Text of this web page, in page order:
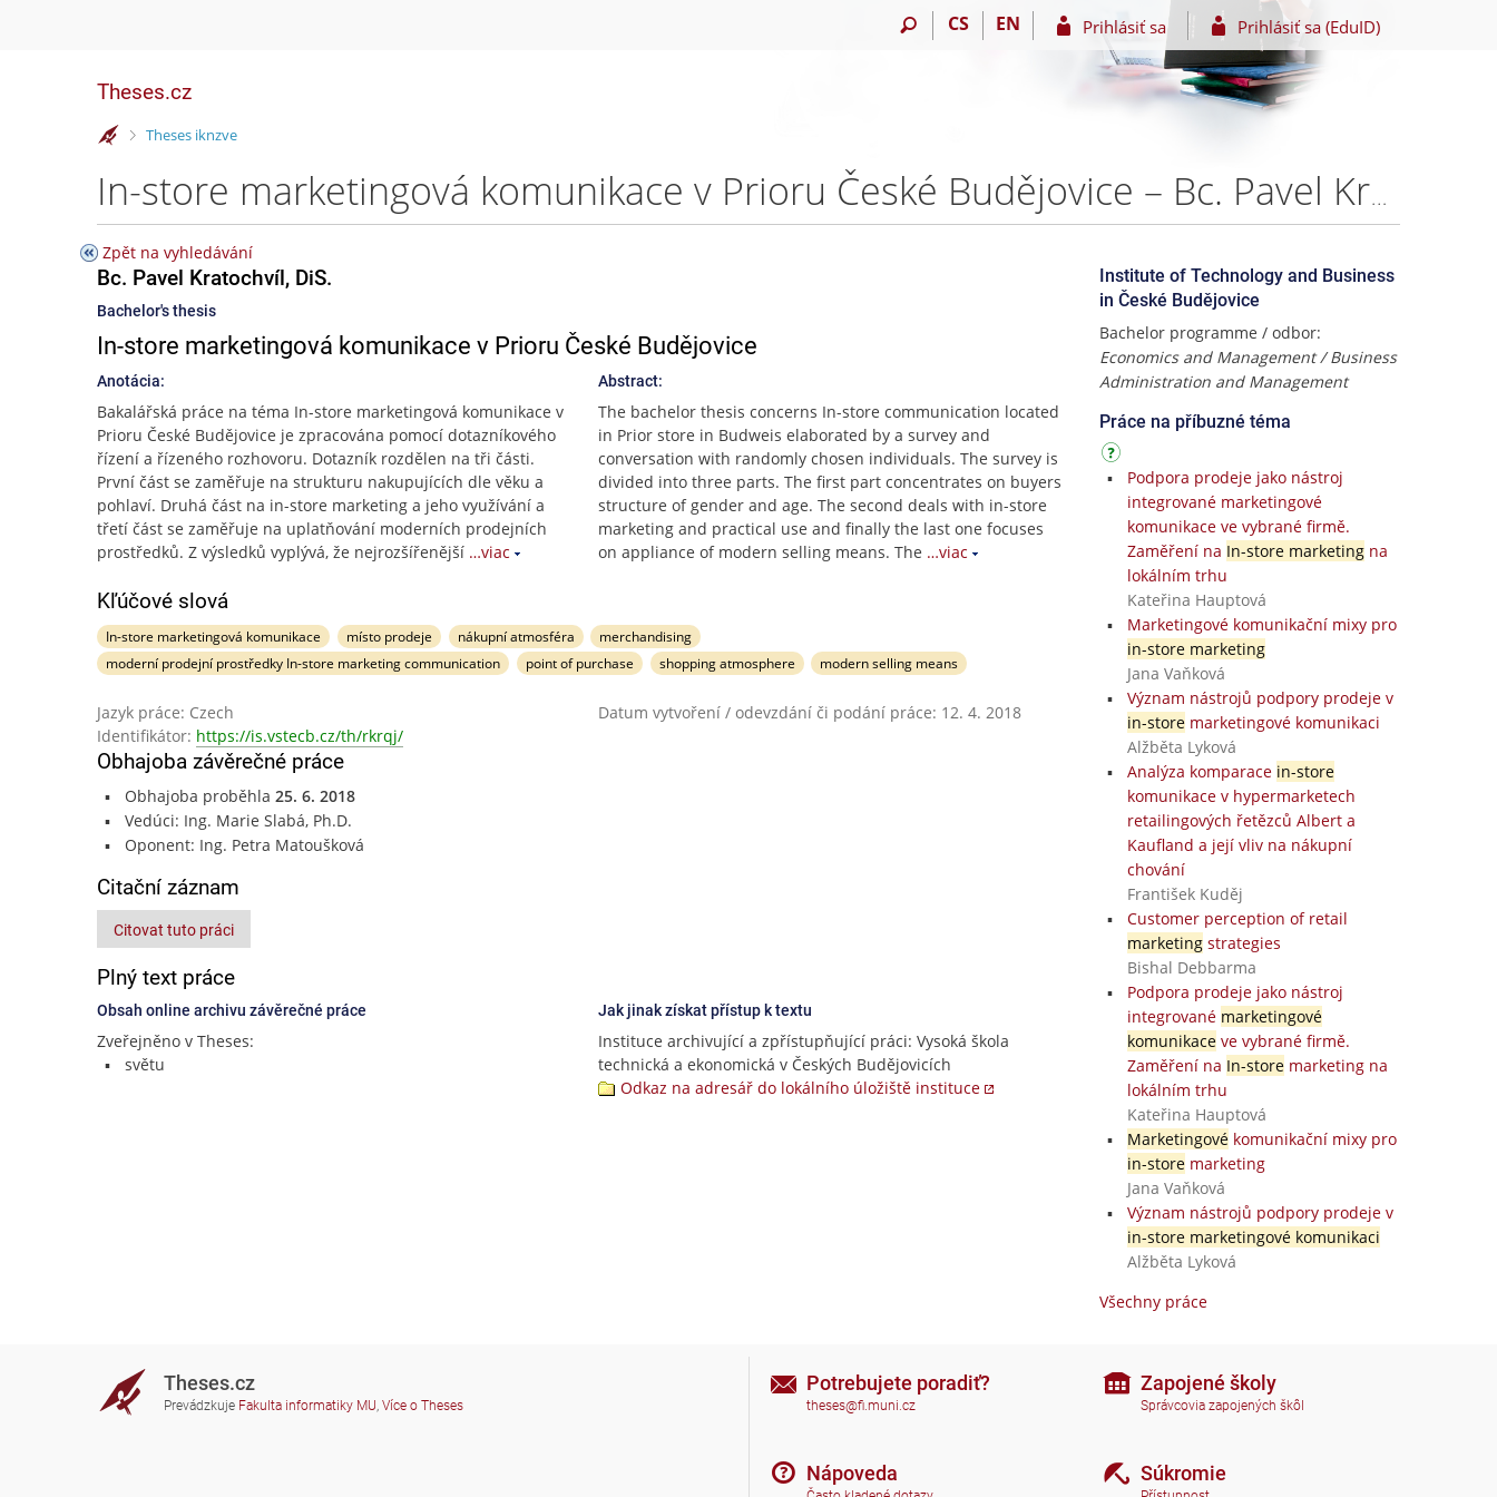
CS EN Prihlásiť sa Prihlásiť sa (EduID)
Theses.cz
>
Theses iknzve
In-store marketingová komunikace v Prioru České Budějovice – Bc. Pavel Kratochvíl, DiS.
Zpět na vyhledávání
Bc. Pavel Kratochvíl, DiS.
Bachelor's thesis
In-store marketingová komunikace v Prioru České Budějovice
Anotácia:
Bakalářská práce na téma In-store marketingová komunikace v
Prioru České Budějovice je zpracována pomocí dotazníkového
řízení a řízeného rozhovoru. Dotazník rozdělen na tři části.
První část se zaměřuje na strukturu nakupujících dle věku a
pohlaví. Druhá část na in-store marketing a jeho využívání a
třetí část se zaměřuje na uplatňování moderních prodejních
prostředků. Z výsledků vyplývá, že nejrozšířenější …viac
Abstract:
The bachelor thesis concerns In-store communication located
in Prior store in Budweis elaborated by a survey and
conversation with randomly chosen individuals. The survey is
divided into three parts. The first part concentrates on buyers
structure of gender and age. The second deals with in-store
marketing and practical use and finally the last one focuses
on appliance of modern selling means. The …viac
Kľúčové slová
In-store marketingová komunikace místo prodeje nákupní atmosféra
merchandising
moderní prodejní prostředky In-store marketing communication
point of purchase shopping atmosphere modern selling means
Jazyk práce: Czech
Datum vytvoření / odevzdání či podání práce: 12. 4. 2018
Identifikátor: https://is.vstecb.cz/th/rkrqj/
Obhajoba závěrečné práce
Obhajoba proběhla 25. 6. 2018
Vedúci: Ing. Marie Slabá, Ph.D.
Oponent: Ing. Petra Matoušková
Citační záznam
Citovat tuto práci
Plný text práce
Obsah online archivu závěrečné práce
Zveřejněno v Theses:
světu
Jak jinak získat přístup k textu
Instituce archivující a zpřístupňující práci: Vysoká škola
technická a ekonomická v Českých Budějovicích
Odkaz na adresář do lokálního úložiště instituce
Institute of Technology and Business
in České Budějovice
Bachelor programme / odbor:
Economics and Management / Business
Administration and Management
Práce na příbuzné téma
Podpora prodeje jako nástroj
integrované marketingové
komunikace ve vybrané firmě.
Zaměření na In-store marketingna
lokálním trhu
Kateřina Hauptová
Marketingové komunikační mixy pro
in-store marketing
Jana Vaňková
Význam nástrojů podpory prodeje v
in-storemarketingové komunikaci
Alžběta Lyková
Analýza komparace in-store
komunikace v hypermarketech
retailingových řetězců Albert a
Kaufland a její vliv na nákupní
chování
František Kuděj
Customer perception of retail
marketingstrategies
Bishal Debbarma
Podpora prodeje jako nástroj
integrované marketingové
komunikaceve vybrané firmě.
Zaměření na In-storemarketing na
lokálním trhu
Kateřina Hauptová
Marketingovékomunikační mixy pro
in-storemarketing
Jana Vaňková
Význam nástrojů podpory prodeje v
in-store marketingové komunikaci
Alžběta Lyková
Všechny práce
Theses.cz
Prevádzkuje Fakulta informatiky MU, Více o Theses
Potrebujete poradiť?
theses@fi.muni.cz
Nápoveda
Zapojené školy
Správcovia zapojených škôl
Súkromie